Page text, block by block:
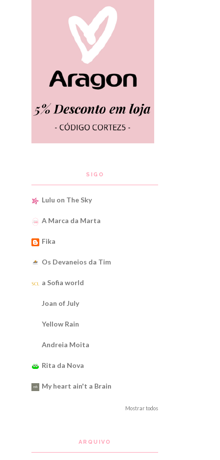
SIGO
Lulu on The Sky
A Marca da Marta
Fika
Os Devaneios da Tim
a Sofia world
Joan of July
Yellow Rain
Andreia Moita
Rita da Nova
My heart ain't a Brain
Mostrar todos
ARQUIVO